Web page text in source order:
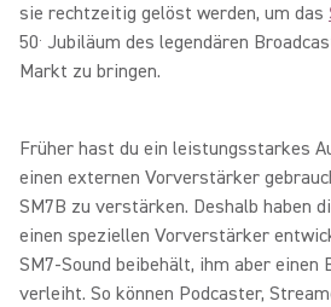
sie rechtzeitig gelöst werden, um das
50. Jubiläum des legendären
Markt zu bringen.
Früher hast du ein leistungsstarkes
einen externen Vorverstärker
SM7B zu verstärken. Deshalb haben
einen speziellen Vorverstärker
SM7-Sound beibehält, ihm aber einen
verleiht. So können Podcaster,